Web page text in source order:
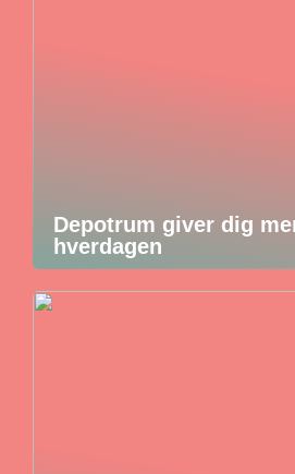
Depotrum giver dig
hverdagen